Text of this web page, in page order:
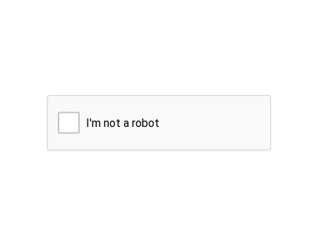
I'm not a robot